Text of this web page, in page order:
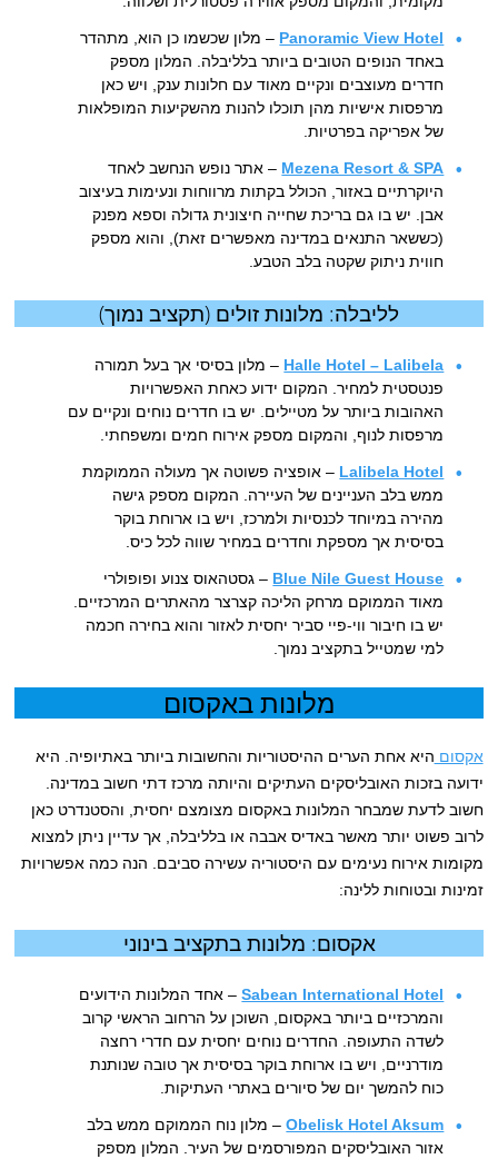
Panoramic View Hotel – מלון שכשמו כן הוא, מתהדר
באחד הנופים הטובים ביותר בלליבלה. המלון מספק
חדרים מעוצבים ונקיים מאוד עם חלונות ענק, ויש כאן
מרפסות אישיות מהן תוכלו להנות מהשקיעות המופלאות
של אפריקה בפרטיות.
Mezena Resort & SPA – אתר נופש הנחשב לאחד
היוקרתיים באזור, הכולל בקתות מרווחות ונעימות בעיצוב
אבן. יש בו גם בריכת שחייה חיצונית גדולה וספא מפנק
(כששאר התנאים במדינה מאפשרים זאת), והוא מספק
חווית ניתוק שקטה בלב הטבע.
לליבלה: מלונות זולים (תקציב נמוך)
Halle Hotel – Lalibela – מלון בסיסי אך בעל תמורה
פנטסטית למחיר. המקום ידוע כאחת האפשרויות
האהובות ביותר על מטיילים. יש בו חדרים נוחים ונקיים עם
מרפסות לנוף, והמקום מספק אירוח חמים ומשפחתי.
Lalibela Hotel – אופציה פשוטה אך מעולה הממוקמת
ממש בלב העניינים של העיירה. המקום מספק גישה
מהירה במיוחד לכנסיות ולמרכז, ויש בו ארוחת בוקר
בסיסית אך מספקת וחדרים במחיר שווה לכל כיס.
Blue Nile Guest House – גסטהאוס צנוע ופופולרי
מאוד הממוקם מרחק הליכה קצרצר מהאתרים המרכזיים.
יש בו חיבור ווי-פיי סביר יחסית לאזור והוא בחירה חכמה
למי שמטייל בתקציב נמוך.
מלונות באקסום
אקסום היא אחת הערים ההיסטוריות והחשובות ביותר באתיופיה. היא
ידועה בזכות האובליסקים העתיקים והיותה מרכז דתי חשוב במדינה.
חשוב לדעת שמבחר המלונות באקסום מצומצם יחסית, והסטנדרט כאן
לרוב פשוט יותר מאשר באדיס אבבה או בלליבלה, אך עדיין ניתן למצוא
מקומות אירוח נעימים עם היסטוריה עשירה סביבם. הנה כמה אפשרויות
זמינות ובטוחות ללינה:
אקסום: מלונות בתקציב בינוני
Sabean International Hotel– אחד המלונות הידועים
והמרכזיים ביותר באקסום, השוכן על הרחוב הראשי קרוב
לשדה התעופה. החדרים נוחים יחסית עם חדרי רחצה
מודרניים, ויש בו ארוחת בוקר בסיסית אך טובה שנותנת
כוח להמשך יום של סיורים באתרי העתיקות.
Obelisk Hotel Aksum– מלון נוח הממוקם ממש בלב
אזור האובליסקים המפורסמים של העיר. המלון מספק